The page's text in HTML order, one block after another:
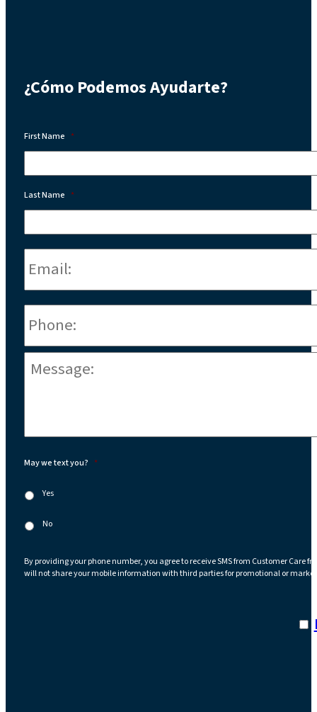
¿Cómo Podemos Ayudarte?
First Name *
Last Name *
May we text you? *
Yes
No
By providing your phone number, you agree to receive SMS from Customer Care
will not share your mobile information with third parties for promotional or
I